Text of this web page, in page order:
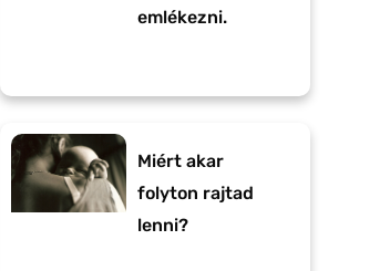
emlékezni.
Miért akar
folyton rajtad
lenni?